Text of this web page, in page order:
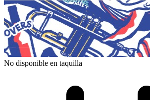
No disponible en taquilla